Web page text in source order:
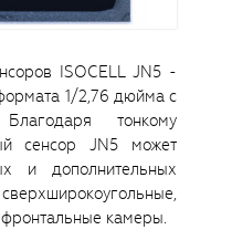
ISOCELL JN5 -
1/2,76 дюйма с
тонкому
сенсор JN5 может
и дополнительных
камеры.